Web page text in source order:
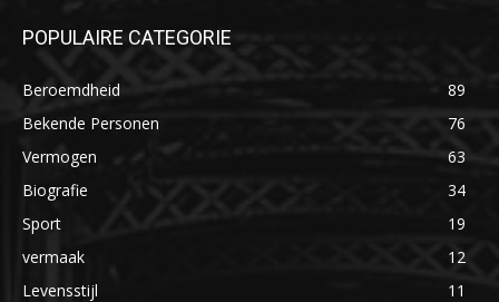
POPULAIRE CATEGORIE
Beroemdheid
89
Bekende Personen
76
Vermogen
63
Biografie
34
Sport
19
vermaak
12
Levensstijl
11